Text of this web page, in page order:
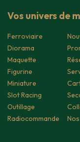
Vos univers de
Ferroviaire
Diorama
Maquette
Figurine
Miniature
Slot Racing
Outillage
Radiocommande